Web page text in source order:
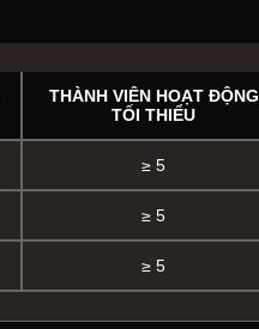
THÀNH VIÊN HOẠT ĐỘNG
TỐI THIỂU
≥ 5
≥ 5
≥ 5